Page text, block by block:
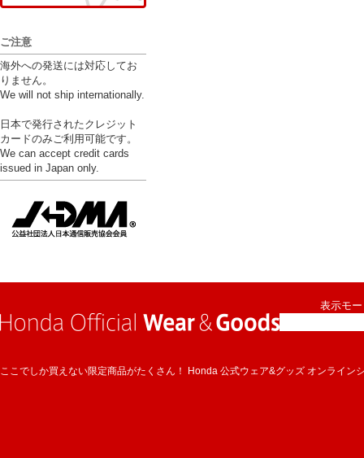
ご注意
海外への発送には対応してお
りません。
We will not ship internationally.
日本で発行されたクレジット
カードのみご利用可能です。
We can accept credit cards
issued in Japan only.
表示モ
ここでしか買えない限定商品がたくさん！ Honda 公式ウェア&グッズ オンライン